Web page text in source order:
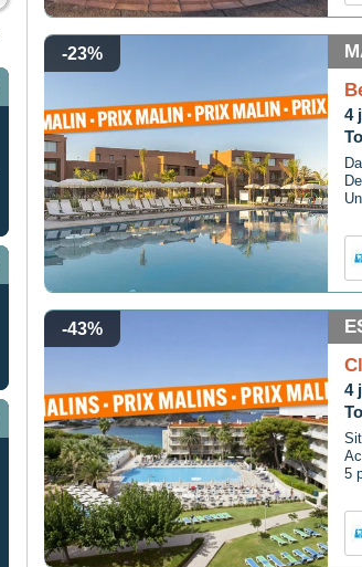
-23%
4
-43%
4
5